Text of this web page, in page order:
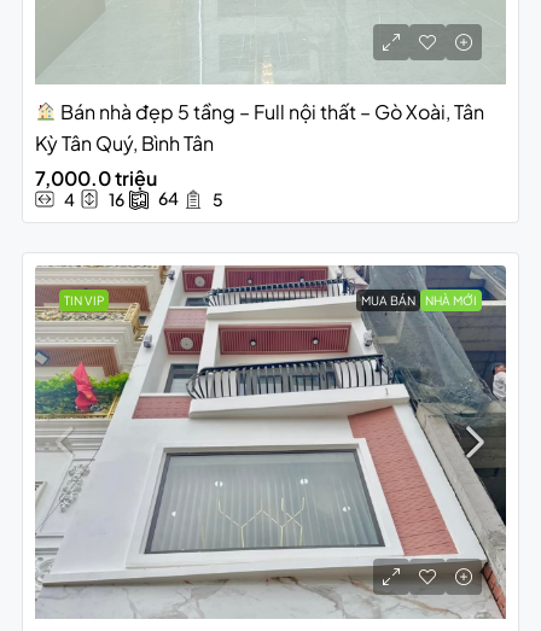
Bán nhà đẹp 5 tầng – Full nội thất – Gò Xoài, Tân
Kỳ Tân Quý, Bình Tân
7,000.0 triệu
4 16 64 5
TIN VIP MUA BÁN NHÀ MỚI